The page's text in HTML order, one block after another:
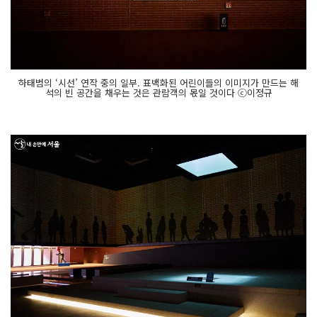
하태범의 ‘시선’ 연작 중의 일부. 표백화된 어린이들의 이미지가 만드는 해
석의 빈 공간을 채우는 것은 관람객의 몫일 것이다 ⓒ이정규